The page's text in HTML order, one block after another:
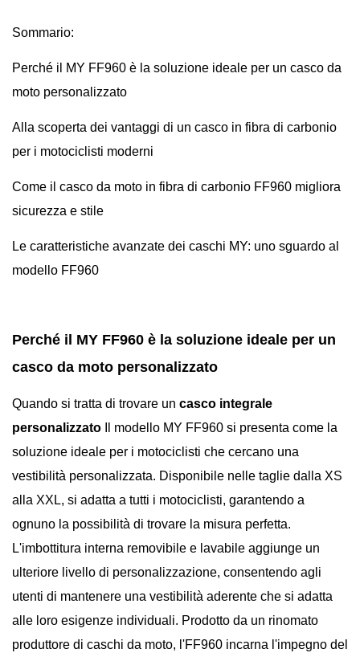
Sommario:
Perché il MY FF960 è la soluzione ideale per un casco da
moto personalizzato
Alla scoperta dei vantaggi di un casco in fibra di carbonio
per i motociclisti moderni
Come il casco da moto in fibra di carbonio FF960 migliora
sicurezza e stile
Le caratteristiche avanzate dei caschi MY: uno sguardo al
modello FF960
Perché il MY FF960 è la soluzione ideale per un
casco da moto personalizzato
Quando si tratta di trovare un casco integrale
personalizzato Il modello MY FF960 si presenta come la
soluzione ideale per i motociclisti che cercano una
vestibilità personalizzata. Disponibile nelle taglie dalla XS
alla XXL, si adatta a tutti i motociclisti, garantendo a
ognuno la possibilità di trovare la misura perfetta.
L'imbottitura interna removibile e lavabile aggiunge un
ulteriore livello di personalizzazione, consentendo agli
utenti di mantenere una vestibilità aderente che si adatta
alle loro esigenze individuali. Prodotto da un rinomato
produttore di caschi da moto, l'FF960 incarna l'impegno del